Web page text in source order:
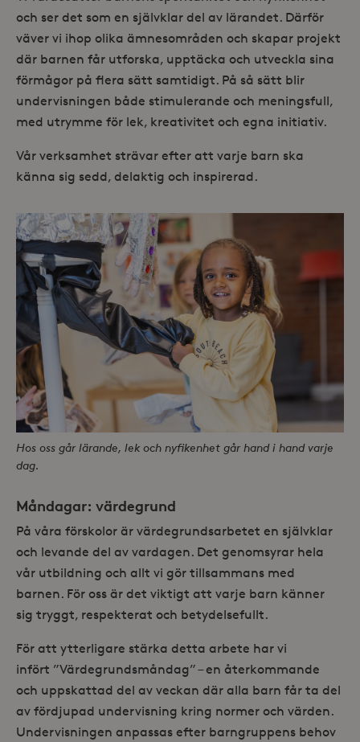
och ser det som en självklar del av lärandet. Därför
väver vi ihop olika ämnesområden och skapar projekt
där barnen får utforska, upptäcka och utveckla sina
förmågor på flera sätt samtidigt. På så sätt blir
undervisningen både stimulerande och meningsfull,
med utrymme för lek, kreativitet och egna initiativ.
Vår verksamhet strävar efter att varje barn ska
känna sig sedd, delaktig och inspirerad.
Hos oss går lärande, lek och nyfikenhet går hand i hand varje
dag.
Måndagar: värdegrund
På våra förskolor är värdegrundsarbetet en självklar
och levande del av vardagen. Det genomsyrar hela
vår utbildning och allt vi gör tillsammans med
barnen. För oss är det viktigt att varje barn känner
sig tryggt, respekterat och betydelsefullt.
För att ytterligare stärka detta arbete har vi
infört ”Värdegrundsmåndag”– en återkommande
och uppskattad del av veckan där alla barn får ta del
av fördjupad undervisning kring normer och värden.
Undervisningen anpassas efter barngruppens behov